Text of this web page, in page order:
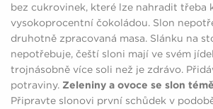
bez cukrovinek, které lze nahradit třeba
vysokoprocentní čokoládou. Slon
druhotně zpracovaná masa. Slánku na
nepotřebuje, čeští sloni mají ve svém
trojnásobně více soli než je zdrávo.
potraviny. Zeleniny a ovoce se slon
Připravte slonovi první schůdek v